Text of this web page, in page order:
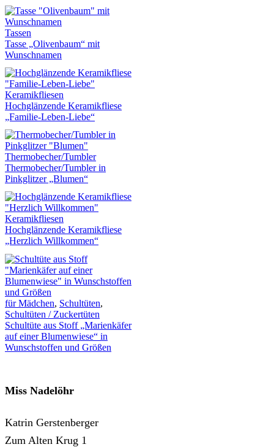
Tassen
Tasse „Olivenbaum“ mit
Wunschnamen
Keramikfliesen
Hochglänzende Keramikfliese
„Familie-Leben-Liebe“
Thermobecher/Tumbler
Thermobecher/Tumbler in
Pinkglitzer „Blumen“
Keramikfliesen
Hochglänzende Keramikfliese
„Herzlich Willkommen“
für Mädchen, Schultüten,
Schultüten / Zuckertüten
Schultüte aus Stoff „Marienkäfer
auf einer Blumenwiese“ in
Wunschstoffen und Größen
Miss Nadelöhr
Katrin Gerstenberger
Zum Alten Krug 1